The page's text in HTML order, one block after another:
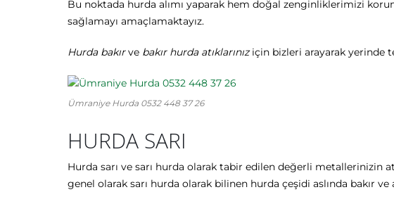
Bu noktada hurda alımı yaparak hem doğal zenginliklerimizi
sağlamayı amaçlamaktayız.
Hurda bakırve bakır hurda atıklarınıziçin bizleri arayarak yerinde
Ümraniye Hurda 0532 448 37 26
HURDA SARI
Hurda sarı ve sarı hurda olarak tabir edilen değerli metallerinizin
genel olarak sarı hurda olarak bilinen hurda çeşidi aslında bakır ve